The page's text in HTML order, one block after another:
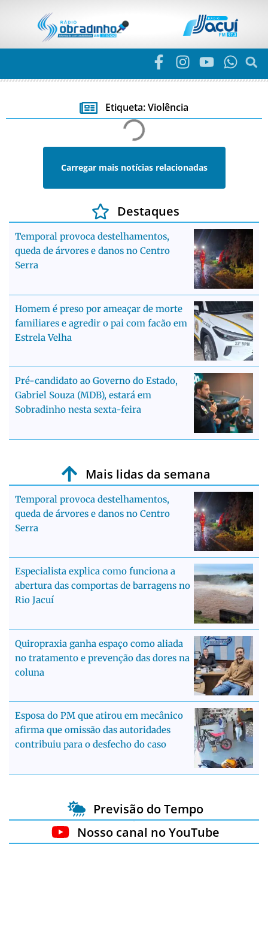
Etiqueta: Violência
Carregar mais notícias relacionadas
Destaques
Temporal provoca destelhamentos,
queda de árvores e danos no Centro
Serra
Homem é preso por ameaçar de morte
familiares e agredir o pai com facão em
Estrela Velha
Pré-candidato ao Governo do Estado,
Gabriel Souza (MDB), estará em
Sobradinho nesta sexta-feira
Mais lidas da semana
Temporal provoca destelhamentos,
queda de árvores e danos no Centro
Serra
Especialista explica como funciona a
abertura das comportas de barragens no
Rio Jacuí
Quiropraxia ganha espaço como aliada
no tratamento e prevenção das dores na
coluna
Esposa do PM que atirou em mecânico
afirma que omissão das autoridades
contribuiu para o desfecho do caso
Previsão do Tempo
Nosso canal no YouTube